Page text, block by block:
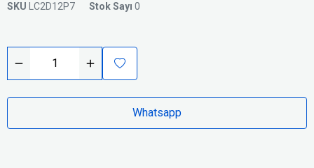
SKU LC2D12P7 Stok Sayı 0
Whatsapp